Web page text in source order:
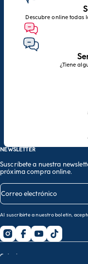
Descubre online todas
¿Tiene
NEWSLETTER
Suscríbete a nuestra
próxima compra online.
Correo electrónico
Al suscribirte a nuestro boletín,
Guía de compras